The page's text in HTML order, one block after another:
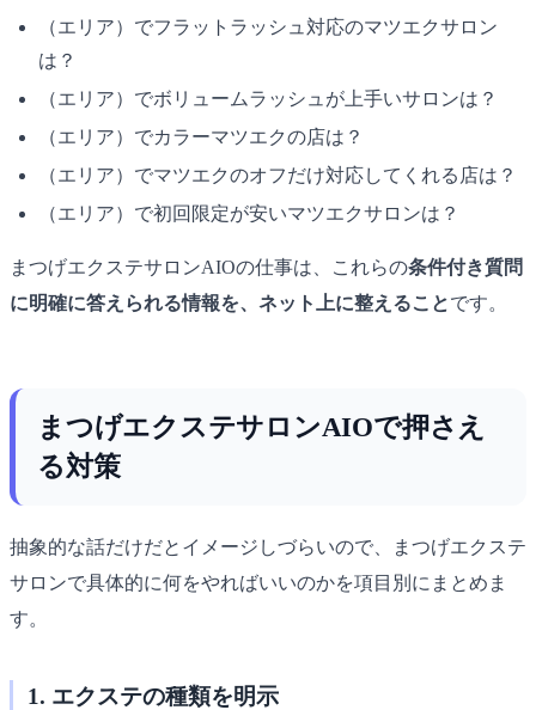
（エリア）でフラットラッシュ対応のマツエクサロン
は？
（エリア）でボリュームラッシュが上手いサロンは？
（エリア）でカラーマツエクの店は？
（エリア）でマツエクのオフだけ対応してくれる店は？
（エリア）で初回限定が安いマツエクサロンは？
まつげエクステサロンAIOの仕事は、これらの条件付き質問
に明確に答えられる情報を、ネット上に整えることです。
まつげエクステサロンAIOで押さえ
る対策
抽象的な話だけだとイメージしづらいので、まつげエクステ
サロンで具体的に何をやればいいのかを項目別にまとめま
す。
1. エクステの種類を明示